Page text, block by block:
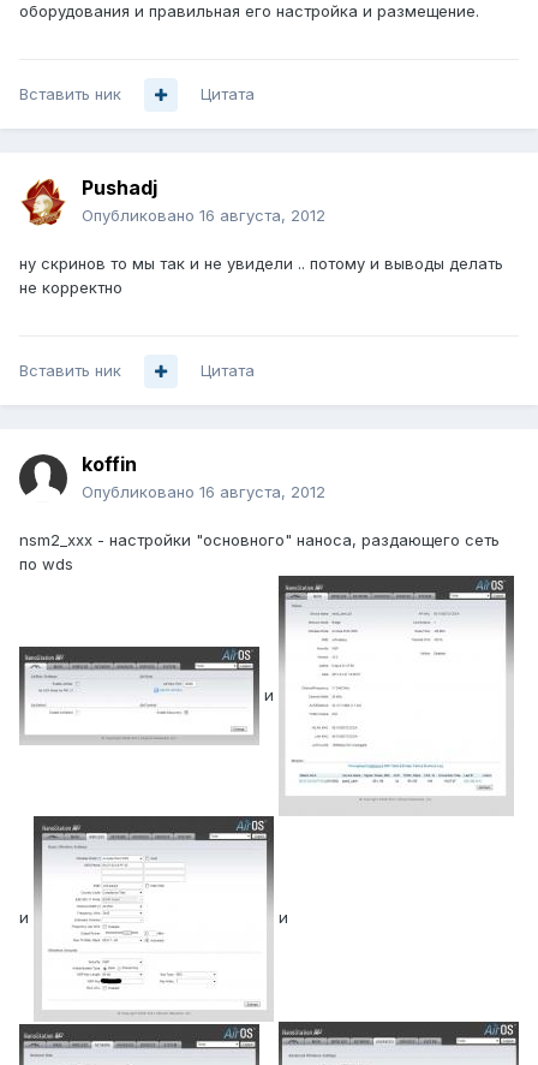
оборудования и правильная его настройка и размещение.
Вставить ник Цитата
Pushadj
Опубликовано 16 августа, 2012
ну скринов то мы так и не увидели .. потому и выводы делать
не корректно
Вставить ник Цитата
koffin
Опубликовано 16 августа, 2012
nsm2_xxx - настройки "основного" наноса, раздающего сеть
по wds
и
и и